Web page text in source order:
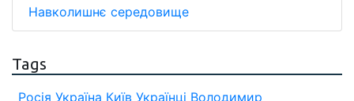
Навколишнє середовище
Tags
Росія Україна Київ Українці Володимир